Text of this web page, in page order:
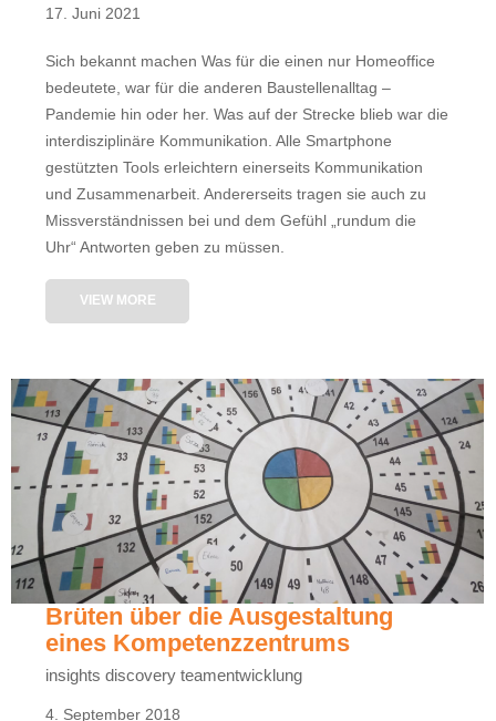
17. Juni 2021
Sich bekannt machen Was für die einen nur Homeoffice
bedeutete, war für die anderen Baustellenalltag –
Pandemie hin oder her. Was auf der Strecke blieb war die
interdisziplinäre Kommunikation. Alle Smartphone
gestützten Tools erleichtern einerseits Kommunikation
und Zusammenarbeit. Andererseits tragen sie auch zu
Missverständnissen bei und dem Gefühl „rundum die
Uhr“ Antworten geben zu müssen.
VIEW MORE
Brüten über die Ausgestaltung
eines Kompetenzzentrums
insights discovery teamentwicklung
4. September 2018